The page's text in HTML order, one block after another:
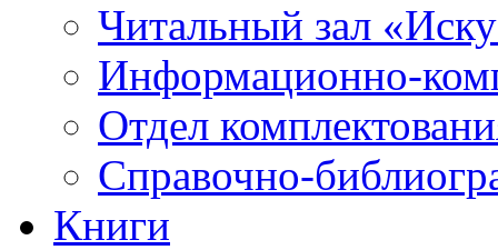
Читальный зал
Информационно-
Отдел
Справочно-
Книги